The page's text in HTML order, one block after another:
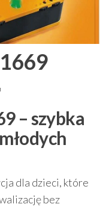
– szybka
dla dzieci, które
bez